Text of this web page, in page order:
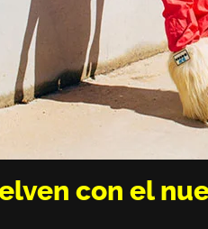
con el